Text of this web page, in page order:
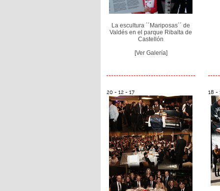
La escultura ´´Mariposas´´ de
Valdés en el parque Ribalta de
Castellón
[Ver Galería]
20 - 12 - 17 18 -